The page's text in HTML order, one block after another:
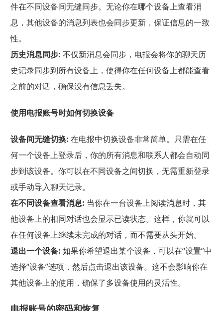
件在不同设备间无缝同步。无论你在哪个设备上查看消
息，其他设备的消息列表也会同步更新，保证信息的一致
性。
历史消息同步: 不仅新消息会同步，电报会将你的聊天历
史记录同步到所有设备上，使得你在任何设备上都能查看
之前的对话，确保没有信息丢失。
使用电报账号时如何切换设备
设备间无缝切换: 在电报中切换设备非常简单。只需在任
何一个设备上登录后，你的所有消息和联系人都会自动同
步到该设备。你可以在不同设备之间切换，无需重新登录
或手动导入聊天记录。
在不同设备查看消息: 当你在一台设备上阅读消息时，其
他设备上的相同对话也会显示已读状态。这样，你就可以
在任何设备上继续未完成的对话，而不需要从头开始。
退出一个设备: 如果你希望退出某个设备，可以在“设置”中
选择“设备”选项，然后点击退出该设备。这不会影响你在
其他设备上的使用，确保了多设备使用的灵活性。
电报账号的密码和恢复